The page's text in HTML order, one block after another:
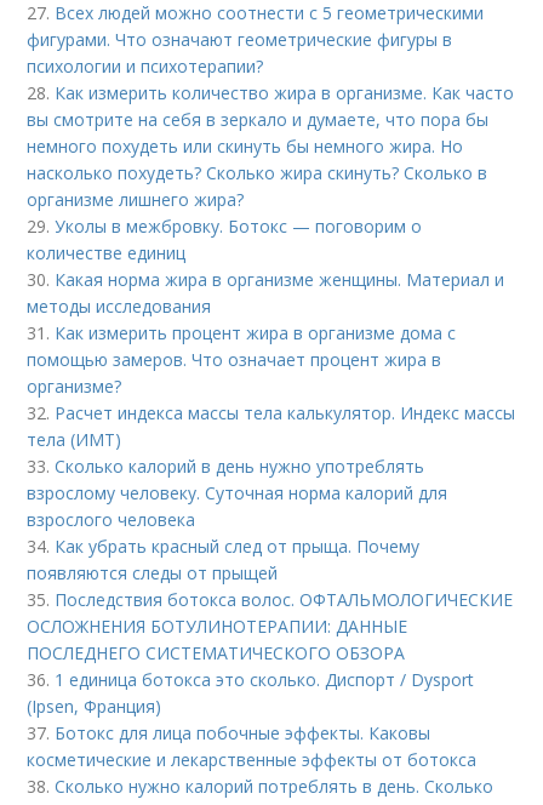
27. Всех людей можно соотнести с 5 геометрическими
фигурами. Что означают геометрические фигуры в
психологии и психотерапии?
28. Как измерить количество жира в организме. Как часто
вы смотрите на себя в зеркало и думаете, что пора бы
немного похудеть или скинуть бы немного жира. Но
насколько похудеть? Сколько жира скинуть? Сколько в
организме лишнего жира?
29.Уколы в межбровку. Ботокс — поговорим о
количестве единиц
30. Какая норма жира в организме женщины. Материал и
методы исследования
31. Как измерить процент жира в организме дома с
помощью замеров. Что означает процент жира в
организме?
32. Расчет индекса массы тела калькулятор. Индекс массы
тела (ИМТ)
33.Сколько калорий в день нужно употреблять
взрослому человеку. Суточная норма калорий для
взрослого человека
34. Как убрать красный след от прыща. Почему
появляются следы от прыщей
35. Последствия ботокса волос. ОФТАЛЬМОЛОГИЧЕСКИЕ
ОСЛОЖНЕНИЯ БОТУЛИНОТЕРАПИИ: ДАННЫЕ
ПОСЛЕДНЕГО СИСТЕМАТИЧЕСКОГО ОБЗОРА
36. 1 единица ботокса это сколько. Диспорт / Dysport
(Ipsen, Франция)
37. Ботокс для лица побочные эффекты. Каковы
косметические и лекарственные эффекты от ботокса
38.Сколько нужно калорий потреблять в день. Сколько